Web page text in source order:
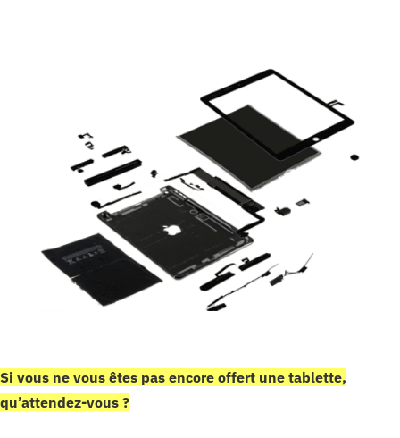
Si vous ne vous êtes pas encore offert une tablette,
qu’attendez-vous ?